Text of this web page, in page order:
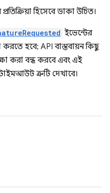
হিসেবে ডাকা উচিত।
ইভেন্টের
হবে; API বাস্তবায়ন কিছু
করা বন্ধ করবে এবং এই
ত্রুটি দেখাবে।